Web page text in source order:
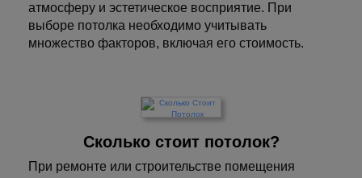
атмосферу и эстетическое восприятие. При
выборе потолка необходимо учитывать
множество факторов, включая его стоимость.
Сколько стоит потолок?
При ремонте или строительстве помещения